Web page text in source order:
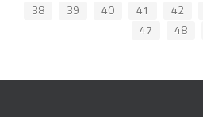
38
39 40 41 42
47
48